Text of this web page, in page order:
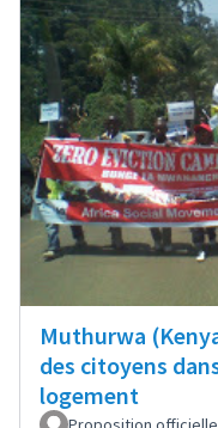
Muthurwa
des citoyens
logement